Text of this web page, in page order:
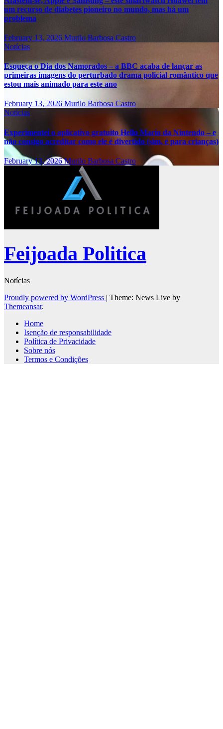
um recurso de diabetes pioneiro no mundo, mas há um
problema
February 13, 2026 Murilo Barbosa Castro
Notícias
Esqueça o Dia dos Namorados – a BBC acaba de lançar as
primeiras imagens do perturbado drama policial romântico que
estou mais animado para este ano
February 13, 2026 Murilo Barbosa Castro
Notícias
Experimentei o aplicativo gratuito Hello Mario da Nintendo – e
não consigo acreditar como ele é divertido (sim, é para crianças)
February 13, 2026Murilo Barbosa Castro
Feijoada Politica
Notícias
Proudly powered by WordPress | Theme: News Live by
Themeansar.
Home
Isenção de responsabilidade
Política de Privacidade
Sobre nós
Termos e Condições